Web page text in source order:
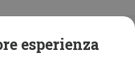
esperienza